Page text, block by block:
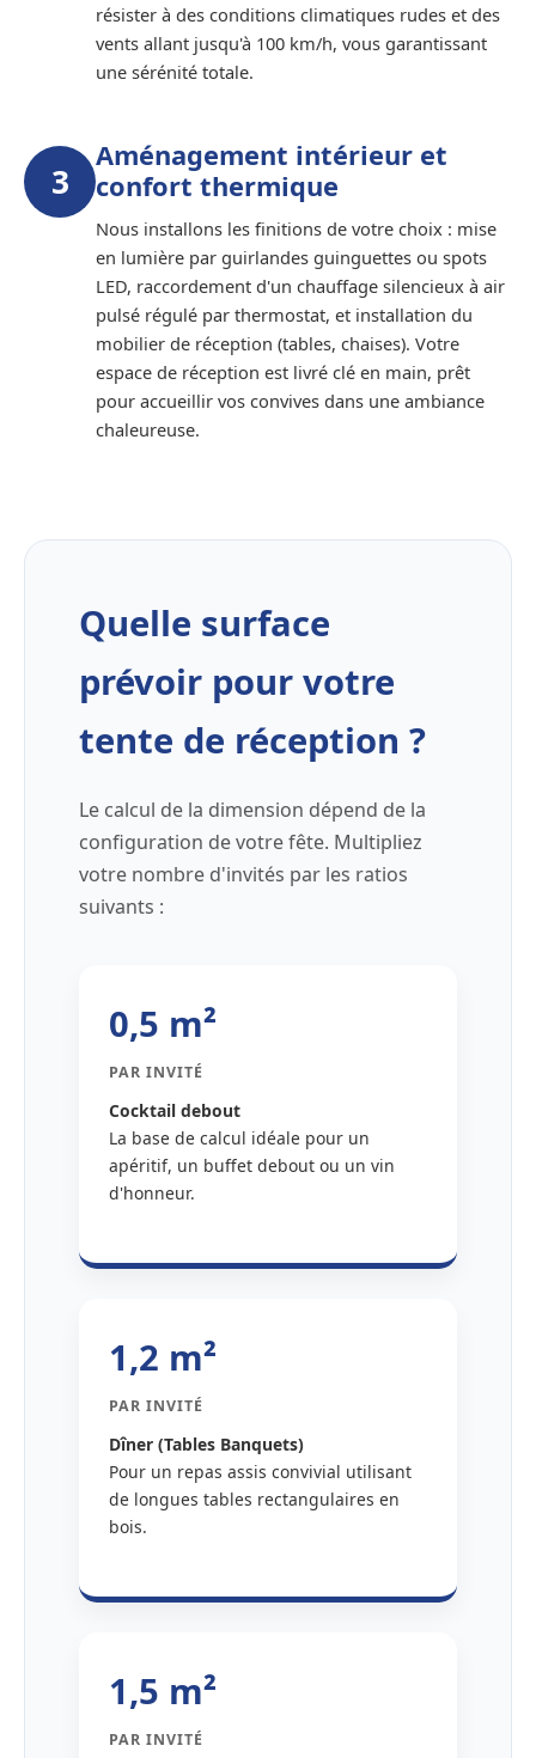
résister à des conditions climatiques rudes et des
vents allant jusqu'à 100 km/h, vous garantissant
une sérénité totale.
3
Aménagement intérieur et
confort thermique
Nous installons les finitions de votre choix : mise
en lumière par guirlandes guinguettes ou spots
LED, raccordement d'un chauffage silencieux à air
pulsé régulé par thermostat, et installation du
mobilier de réception (tables, chaises). Votre
espace de réception est livré clé en main, prêt
pour accueillir vos convives dans une ambiance
chaleureuse.
Quelle surface
prévoir pour votre
tente de réception ?
Le calcul de la dimension dépend de la
configuration de votre fête. Multipliez
votre nombre d'invités par les ratios
suivants :
0,5 m²
PAR INVITÉ
Cocktail debout
La base de calcul idéale pour un
apéritif, un buffet debout ou un vin
d'honneur.
1,2 m²
PAR INVITÉ
Dîner (Tables Banquets)
Pour un repas assis convivial utilisant
de longues tables rectangulaires en
bois.
1,5 m²
PAR INVITÉ